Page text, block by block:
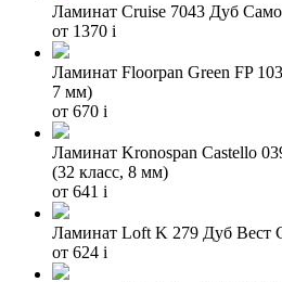
Ламинат Cruise 7043 Дуб
от 1370 i
Ламинат Floorpan Green FP
7 мм)
от 670 i
Ламинат Kronospan Castello
(32 класс, 8 мм)
от 641 i
Ламинат Loft K 279 Дуб Вест
от 624 i